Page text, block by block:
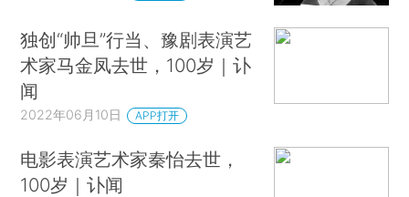
独创“帅旦”行当、豫剧表演艺
术家马金凤去世，100岁｜讣
闻
2022年06月10日 APP打开
电影表演艺术家秦怡去世，
100岁｜讣闻